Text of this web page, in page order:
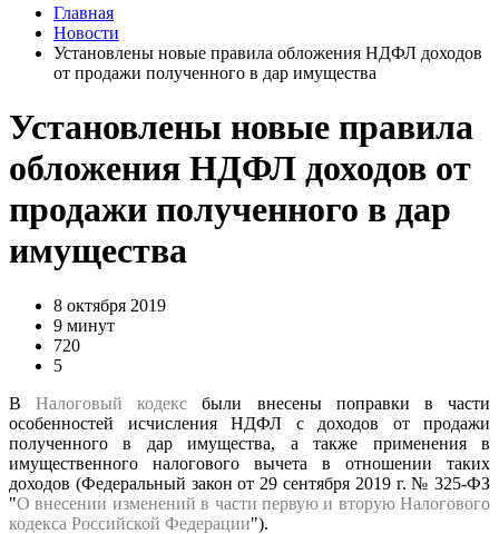
Главная
Новости
Установлены новые правила обложения НДФЛ доходов
от продажи полученного в дар имущества
Установлены новые правила
обложения НДФЛ доходов от
продажи полученного в дар
имущества
8 октября 2019
9 минут
720
5
ВНалоговый кодекс были внесены поправки в части
особенностей исчисления НДФЛ с доходов от продажи
полученного в дар имущества, а также применения в
имущественного налогового вычета в отношении таких
доходов (Федеральный закон от 29 сентября 2019 г. № 325-ФЗ
"О внесении изменений в части первую и вторую Налогового
кодекса Российской Федерации").